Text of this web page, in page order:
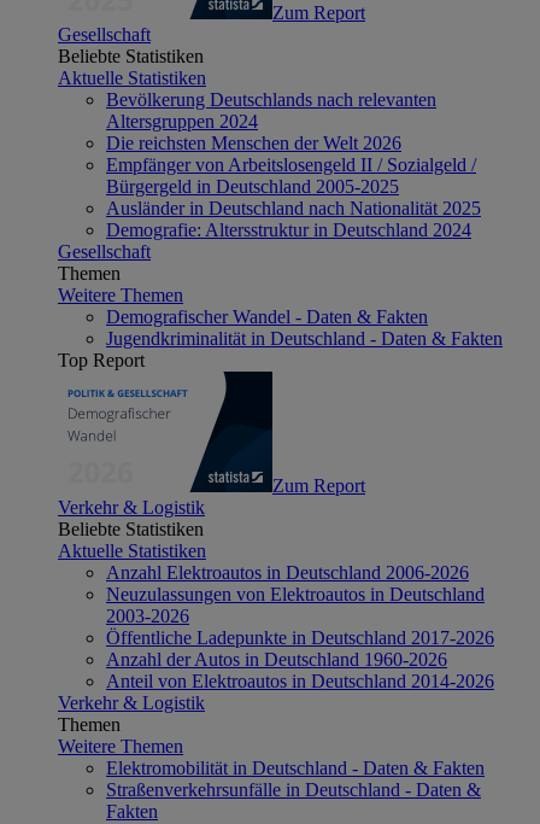
Zum Report
Gesellschaft
Beliebte Statistiken
Aktuelle Statistiken
Bevölkerung Deutschlands nach relevanten
Altersgruppen 2024
Die reichsten Menschen der Welt 2026
Empfänger von Arbeitslosengeld II / Sozialgeld /
Bürgergeld in Deutschland 2005-2025
Ausländer in Deutschland nach Nationalität 2025
Demografie: Altersstruktur in Deutschland 2024
Gesellschaft
Themen
Weitere Themen
Demografischer Wandel - Daten & Fakten
Jugendkriminalität in Deutschland - Daten & Fakten
Top Report
Zum Report
Verkehr & Logistik
Beliebte Statistiken
Aktuelle Statistiken
Anzahl Elektroautos in Deutschland 2006-2026
Neuzulassungen von Elektroautos in Deutschland
2003-2026
Öffentliche Ladepunkte in Deutschland 2017-2026
Anzahl der Autos in Deutschland 1960-2026
Anteil von Elektroautos in Deutschland 2014-2026
Verkehr & Logistik
Themen
Weitere Themen
Elektromobilität in Deutschland - Daten & Fakten
Straßenverkehrsunfälle in Deutschland - Daten &
Fakten